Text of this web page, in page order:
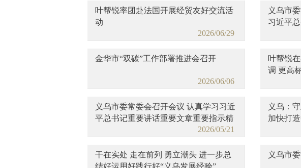
叶帮锐率团赴法国开展经贸友好交流活
动
2026/06/29
义乌市
习近平
信精神
金华市“双碳”工作部署推进会召开
2026/06/06
叶帮锐
调 更高
义乌市委常委会召开会议 认真学习习近
平总书记重要讲话重要文章重要指示精
2026/05/21
义乌：
加快打
干在实处 走在前列 勇立潮头 进一步总
结好运用好践行好“义乌发展经验”
义乌市